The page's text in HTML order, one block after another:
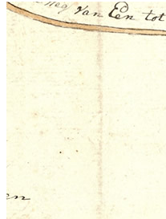
Drents Archief